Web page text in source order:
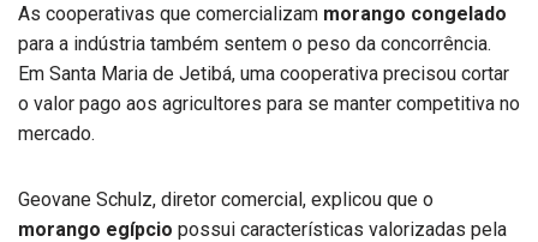
As cooperativas que comercializam morango congelado
para a indústria também sentem o peso da concorrência.
Em Santa Maria de Jetibá, uma cooperativa precisou cortar
o valor pago aos agricultores para se manter competitiva no
mercado.
Geovane Schulz, diretor comercial, explicou que o
morango egípcio possui características valorizadas pela